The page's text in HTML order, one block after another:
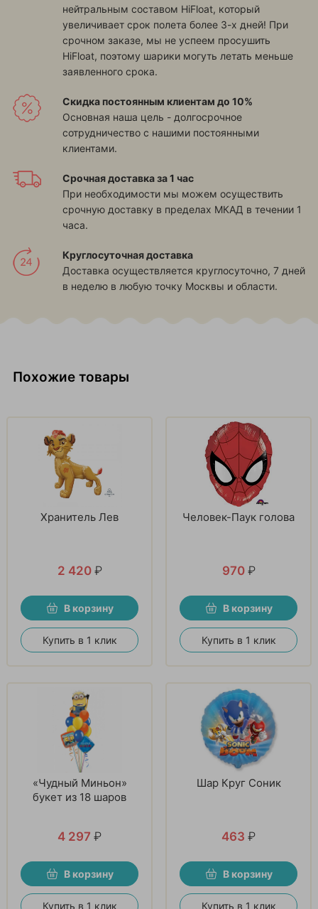
нейтральным составом HiFloat, который
увеличивает срок полета более 3-х дней! При
срочном заказе, мы не успеем просушить
HiFloat, поэтому шарики могуть летать меньше
заявленного срока.
Скидка постоянным клиентам до 10%
Основная наша цель - долгосрочное
сотрудничество с нашими постоянными
клиентами.
Срочная доставка за 1 час
При необходимости мы можем осуществить
срочную доставку в пределах МКАД в течении 1
часа.
Круглосуточная доставка
Доставка осуществляется круглосуточно, 7 дней
в неделю в любую точку Москвы и области.
Похожие товары
Хранитель Лев
2 420 ₽
В корзину
Купить в 1 клик
Человек-Паук голова
970 ₽
В корзину
Купить в 1 клик
«Чудный Миньон»
букет из 18 шаров
4 297 ₽
В корзину
Купить в 1 клик
Шар Круг Соник
463 ₽
В корзину
Купить в 1 клик